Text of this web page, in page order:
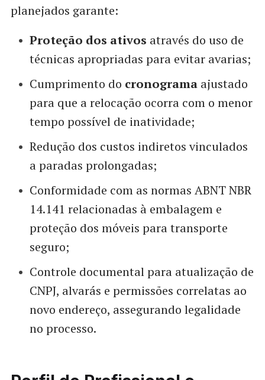
planejados garante:
Proteção dos ativos através do uso de
técnicas apropriadas para evitar avarias;
Cumprimento do cronogramaajustado
para que a relocação ocorra com o menor
tempo possível de inatividade;
Redução dos custos indiretos vinculados
a paradas prolongadas;
Conformidade com as normas ABNT NBR
14.141 relacionadas à embalagem e
proteção dos móveis para transporte
seguro;
Controle documental para atualização de
CNPJ, alvarás e permissões correlatas ao
novo endereço, assegurando legalidade
no processo.